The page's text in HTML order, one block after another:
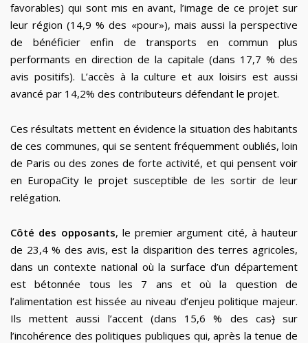
favorables) qui sont mis en avant, l’image de ce projet sur
leur région (14,9 % des «pour»), mais aussi la perspective
de bénéficier enfin de transports en commun plus
performants en direction de la capitale (dans 17,7 % des
avis positifs). L’accès à la culture et aux loisirs est aussi
avancé par 14,2% des contributeurs défendant le projet.
Ces résultats mettent en évidence la situation des habitants
de ces communes, qui se sentent fréquemment oubliés, loin
de Paris ou des zones de forte activité, et qui pensent voir
en EuropaCity le projet susceptible de les sortir de leur
relégation.
Côté des opposants, le premier argument cité, à hauteur
de 23,4 % des avis, est la disparition des terres agricoles,
dans un contexte national où la surface d’un département
est bétonnée tous les 7 ans et où la question de
l’alimentation est hissée au niveau d’enjeu politique majeur.
Ils mettent aussi l’accent (dans 15,6 % des cas)sur
l’incohérence des politiques publiques qui, après la tenue de